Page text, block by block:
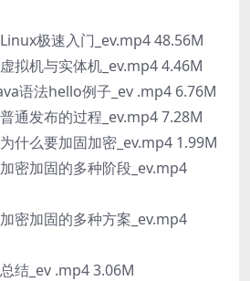
极速入门_ev.mp4 48.56M
拟机与实体机_ev.mp4 4.46M
语法hello例子_ev .mp4 6.76M
通发布的过程_ev.mp4 7.28M
什么要加固加密_ev.mp4 1.99M
密加固的多种阶段_ev.mp4
密加固的多种方案_ev.mp4
结_ev .mp4 3.06M